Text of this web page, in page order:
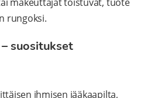
rungoksi.
suositukset
ihmisen jääkaapilta,